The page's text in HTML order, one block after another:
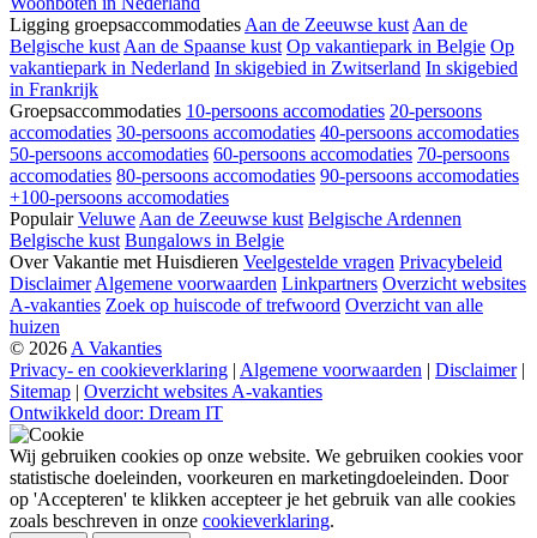
Ligging groepsaccommodatiesAan de Zeeuwse kustAan de
Belgische kustAan de Spaanse kust Op vakantiepark in Belgie Op
vakantiepark in Nederland In skigebied in Zwitserland In skigebied
in Frankrijk
Groepsaccommodaties 10-persoons accomodaties 20-persoons
accomodaties 30-persoons accomodaties 40-persoons accomodaties
50-persoons accomodaties 60-persoons accomodaties 70-persoons
accomodaties 80-persoons accomodaties 90-persoons accomodaties
+100-persoons accomodaties
Populair VeluweAan de Zeeuwse kust Belgische Ardennen
Belgische kust Bungalows in Belgie
Over Vakantie met Huisdieren Veelgestelde vragen Privacybeleid
DisclaimerAlgemene voorwaarden Linkpartners Overzicht websites
A-vakanties Zoek op huiscode of trefwoord Overzicht van alle
huizen
© 2026A Vakanties
Privacy- en cookieverklaring Algemene voorwaarden Disclaimer
Sitemap
Overzicht websites A-vakanties
Ontwikkeld door: Dream IT
Wij gebruiken cookies op onze website. We gebruiken cookies voor
statistische doeleinden, voorkeuren en marketingdoeleinden. Door
op 'Accepteren' te klikken accepteer je het gebruik van alle cookies
zoals beschreven in onze cookieverklaring.